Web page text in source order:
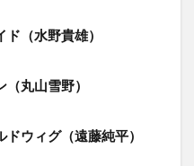
（水野貴雄）
丸山雪野）
ウィグ（遠藤純平）